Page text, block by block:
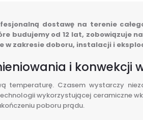
dostawę na terenie
budujemy od 12 lat, zobowiązuje
zakresie doboru, instalacji i
i konwekcji
Czasem wystarczy
wykorzystującej ceramiczne
poboru prądu.